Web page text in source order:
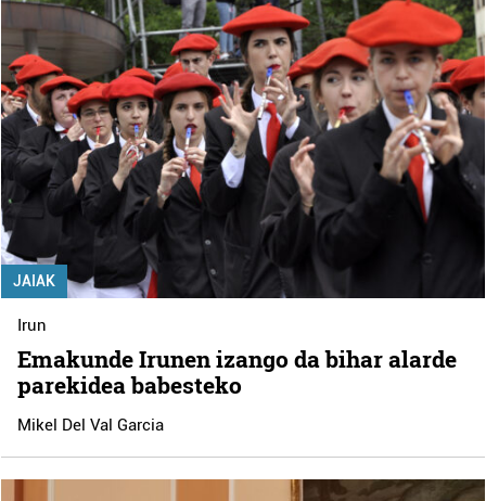
JAIAK
Irun
Emakunde Irunen izango da bihar alarde
parekidea babesteko
Mikel Del Val Garcia